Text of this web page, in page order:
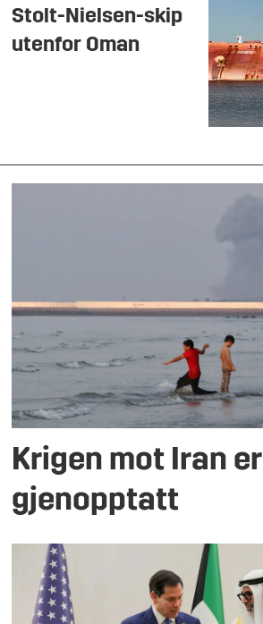
Stolt-Nielsen-skip
utenfor Oman
Krigen mot Iran er
gjenopptatt